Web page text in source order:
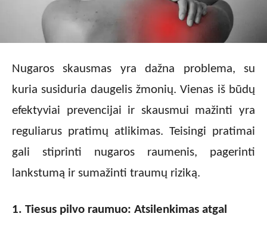
Nugaros skausmas yra dažna problema, su
kuria susiduria daugelis žmonių. Vienas iš būdų
efektyviai prevencijai ir skausmui mažinti yra
reguliarus pratimų atlikimas. Teisingi pratimai
gali stiprinti nugaros raumenis, pagerinti
lankstumą ir sumažinti traumų riziką.
1. Tiesus pilvo raumuo: Atsilenkimas atgal